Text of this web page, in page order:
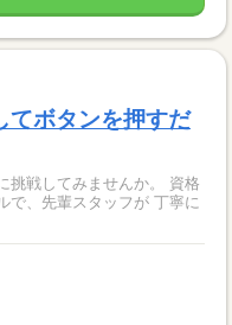
てボタンを押すだ
してみませんか。 資格